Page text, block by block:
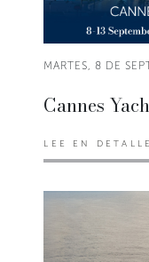
MARTES, 8 DE
Cannes
LEE EN DETALLE